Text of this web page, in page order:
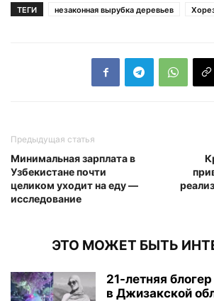
ТЕГИ незаконная вырубка деревьев
Предыдущая статья
Минимальная зарплата в
Узбекистане почти
целиком уходит на еду —
исследование
ЭТО МОЖЕТ БЫТЬ
21-летняя
в Джизакской